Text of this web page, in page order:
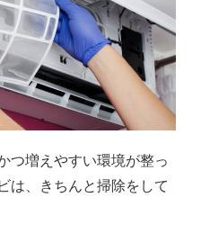
つ増えやすい環境が整っ
は、きちんと掃除をして